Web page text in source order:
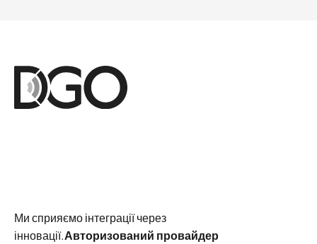
Ми сприяємо інтеграції через
інновації.Авторизований провайдер